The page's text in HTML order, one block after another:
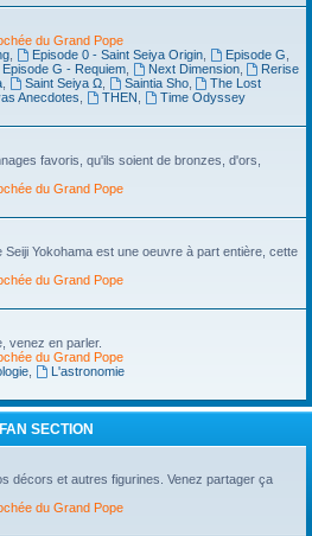
du Grand Pope
, Episode 0 - Saint Seiya Origin, Episode G
Episode G - Requiem, Next Dimension,
Rerise
, Saint Seiya Ω, Saintia Sho,
The Lost
Anecdotes THEN
Time Odyssey
favoris, qu'ils soient de bronzes, d'ors,
du Grand Pope
Seiji Yokohama est une oeuvre à part entière, cette
du Grand Pope
venez en parler.
du Grand Pope
,
L'astronomie
FAN SECTION
décors et autres figurines. Venez partager ça
du Grand Pope